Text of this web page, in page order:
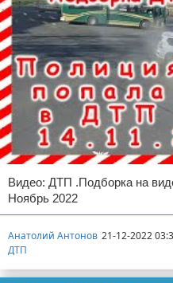
Видео: ДТП .Подборка на
Ноябрь 2022
Анатолий Антонов 21-12-2022
ДТП